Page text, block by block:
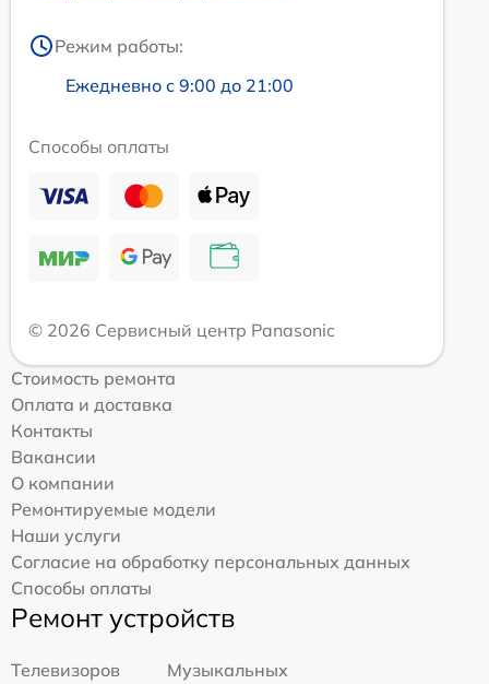
Режим работы:
Ежедневно с 9:00 до 21:00
Способы оплаты
© 2026 Сервисный центр Panasonic
Стоимость ремонта
Оплата и доставка
Контакты
Вакансии
О компании
Ремонтируемые модели
Наши услуги
Согласие на обработку персональных данных
Способы оплаты
Ремонт устройств
Телевизоров
Музыкальных